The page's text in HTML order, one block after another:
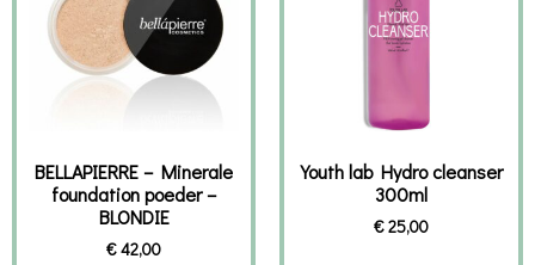
BELLAPIERRE – Minerale
foundation poeder –
BLONDIE
€42,00
Youth lab Hydro cleanser
300ml
€25,00